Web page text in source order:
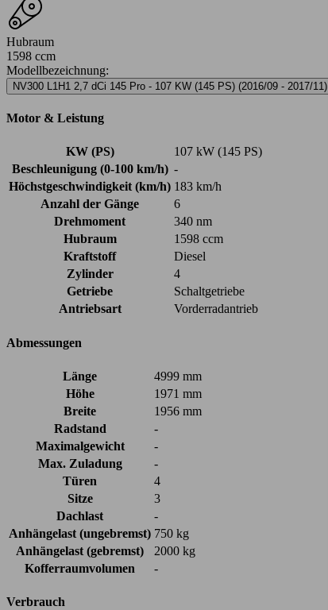
Hubraum
1598 ccm
Modellbezeichnung:
NV300 L1H1 2,7 dCi 145 Pro - 107 KW (145 PS) (2016/09 - 2017/11)
Motor & Leistung
KW (PS)
107 kW (145 PS)
Beschleunigung (0-100 km/h) -
Höchstgeschwindigkeit (km/h) 183 km/h
Anzahl der Gänge
6
Drehmoment
340 nm
Hubraum
1598 ccm
Kraftstoff
Diesel
Zylinder
4
Getriebe
Schaltgetriebe
Antriebsart
Vorderradantrieb
Abmessungen
Länge
4999 mm
Höhe
1971 mm
Breite
1956 mm
Radstand
-
Maximalgewicht
-
Max. Zuladung
-
Türen
4
Sitze
3
Dachlast
-
Anhängelast (ungebremst) 750 kg
Anhängelast (gebremst)
2000 kg
Kofferraumvolumen
-
Verbrauch